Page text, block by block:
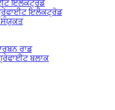
ਇਲੈਕਟ੍ਰੋਡ
ਇਲੈਕਟ੍ਰੋਡ
ਰਾਡ
ਬਲਾਕ